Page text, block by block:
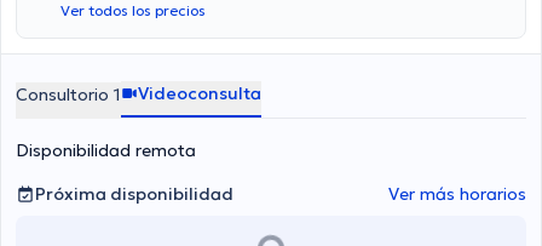
Ver todos los precios
Consultorio 1 Videoconsulta
Disponibilidad remota
Próxima disponibilidad
Ver más horarios